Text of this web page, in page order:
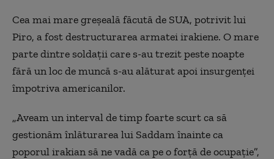
Cea mai mare greșeală făcută de SUA, potrivit lui
Piro, a fost destructurarea armatei irakiene. O mare
parte dintre soldații care s-au trezit peste noapte
fără un loc de muncă s-au alăturat apoi insurgenței
împotriva americanilor.
„Aveam un interval de timp foarte scurt ca să
gestionăm înlăturarea lui Saddam înainte ca
poporul irakian să ne vadă ca pe o forță de ocupație”,